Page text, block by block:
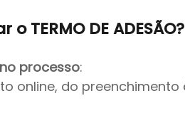
o TERMO DE ADESÃO?
processo:
online, do preenchimento